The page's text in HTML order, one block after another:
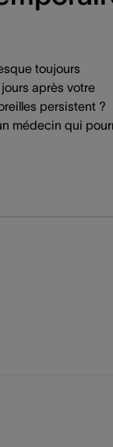
toujours
après votre
persistent ?
médecin qui